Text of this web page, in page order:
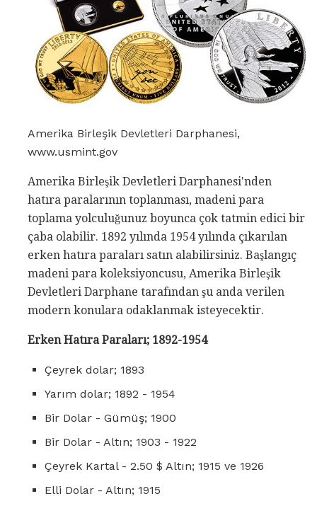
Amerika Birleşik Devletleri Darphanesi,
www.usmint.gov
Amerika Birleşik Devletleri Darphanesi'nden
hatıra paralarının toplanması, madeni para
toplama yolculuğunuz boyunca çok tatmin edici bir
çaba olabilir. 1892 yılında 1954 yılında çıkarılan
erken hatıra paraları satın alabilirsiniz. Başlangıç ​​
madeni para koleksiyoncusu, Amerika Birleşik
Devletleri Darphane tarafından şu anda verilen
modern konulara odaklanmak isteyecektir.
Erken Hatıra Paraları; 1892-1954
Çeyrek dolar; 1893
Yarım dolar; 1892 - 1954
Bir Dolar - Gümüş; 1900
Bir Dolar - Altın; 1903 - 1922
Çeyrek Kartal - 2.50 $ Altın; 1915 ve 1926
Elli Dolar - Altın; 1915